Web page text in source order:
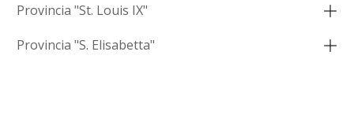
Provincia "St. Louis IX"
Provincia "S. Elisabetta"